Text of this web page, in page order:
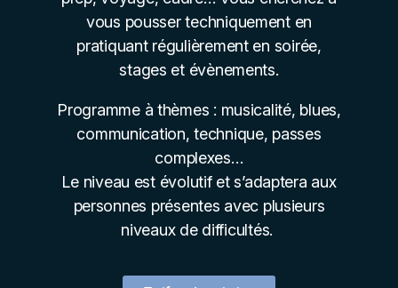
vous pousser techniquement en
pratiquant régulièrement en soirée,
stages et évènements.
Programme à thèmes : musicalité, blues,
communication, technique, passes
complexes…
Le niveau est évolutif et s’adaptera aux
personnes présentes avec plusieurs
niveaux de difficultés.